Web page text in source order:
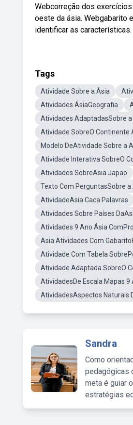
Webcorreção dos
oeste da ásia. Webgabarito
identificar as características.
Tags
Atividade Sobre a Ásia
Atividades ÁsiaGeografia
Atividades AdaptadasSobre a
Atividade SobreO Continente
Modelo DeAtividade Sobre a
Atividade Interativa SobreO
Atividades SobreAsia Japao
Texto Com PerguntasSobre a
AtividadeAsia Caca Palavras
Atividades Sobre Países
Atividades 9 Ano Ásia
Asia Atividades Com
Atividade Com Tabela
Atividade Adaptada SobreO
AtividadesDe Escala Mapas 9
AtividadesAspectos Naturais
Sandra
Como
pedagógicas
meta é guiar
estratégias